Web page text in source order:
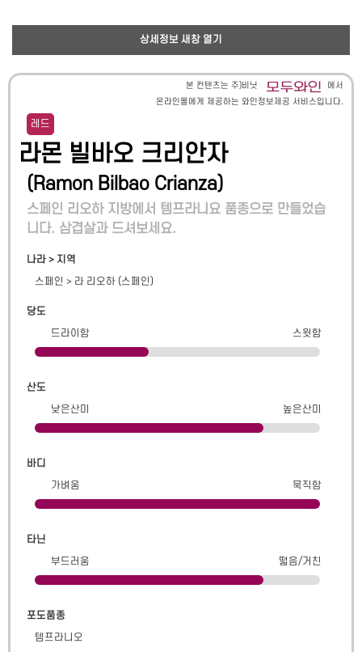
상세정보 새창 열기
본 컨텐츠는 주)비닛
에서
온라인몰에게 제공하는 와인정보제공 서비스입니다.
레드
라몬 빌바오 크리안자
(Ramon Bilbao Crianza)
스페인 리오하 지방에서 템프라니요 품종으로 만들었습
니다. 삼겹살과 드셔보세요.
나라 > 지역
스페인 > 라 리오하 (스페인)
당도
드라이함
스윗함
산도
낮은산미
높은산미
바디
가벼움
묵직함
타닌
부드러움
떫음/거친
포도품종
템프라니오